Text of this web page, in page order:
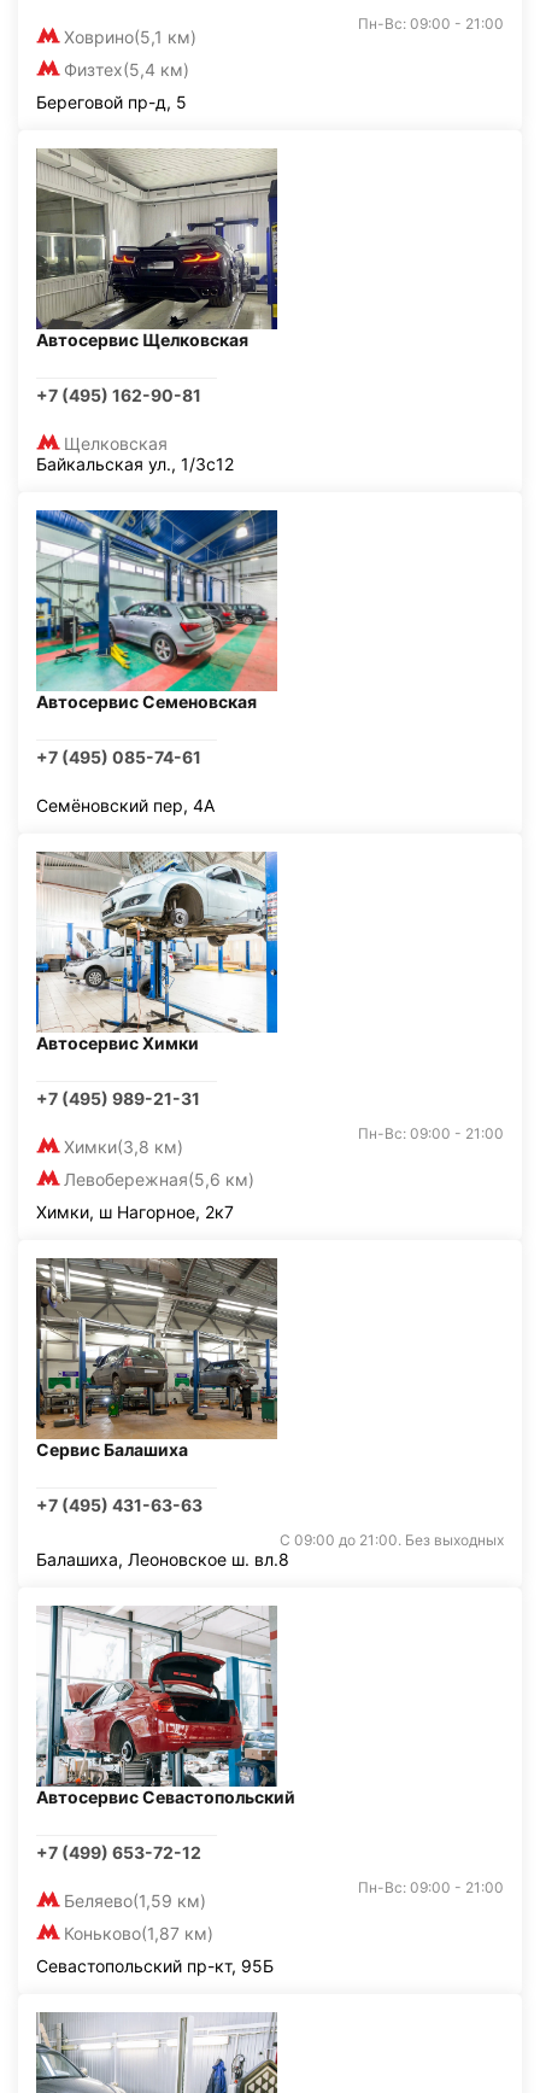
Ховрино(5,1 км)
Физтех(5,4 км)
Пн-Вс: 09:00 - 21:00
Береговой пр-д, 5
Автосервис Щелковская
+7 (495) 162-90-81
Щелковская
Байкальская ул., 1/3с12
Автосервис Семеновская
+7 (495) 085-74-61
Семёновский пер, 4А
Автосервис Химки
+7 (495) 989-21-31
Химки(3,8 км)
Левобережная(5,6 км)
Пн-Вс: 09:00 - 21:00
Химки, ш Нагорное, 2к7
Сервис Балашиха
+7 (495) 431-63-63
С 09:00 до 21:00. Без выходных
Балашиха, Леоновское ш. вл.8
Автосервис Севастопольский
+7 (499) 653-72-12
Беляево(1,59 км)
Коньково(1,87 км)
Пн-Вс: 09:00 - 21:00
Севастопольский пр-кт, 95Б